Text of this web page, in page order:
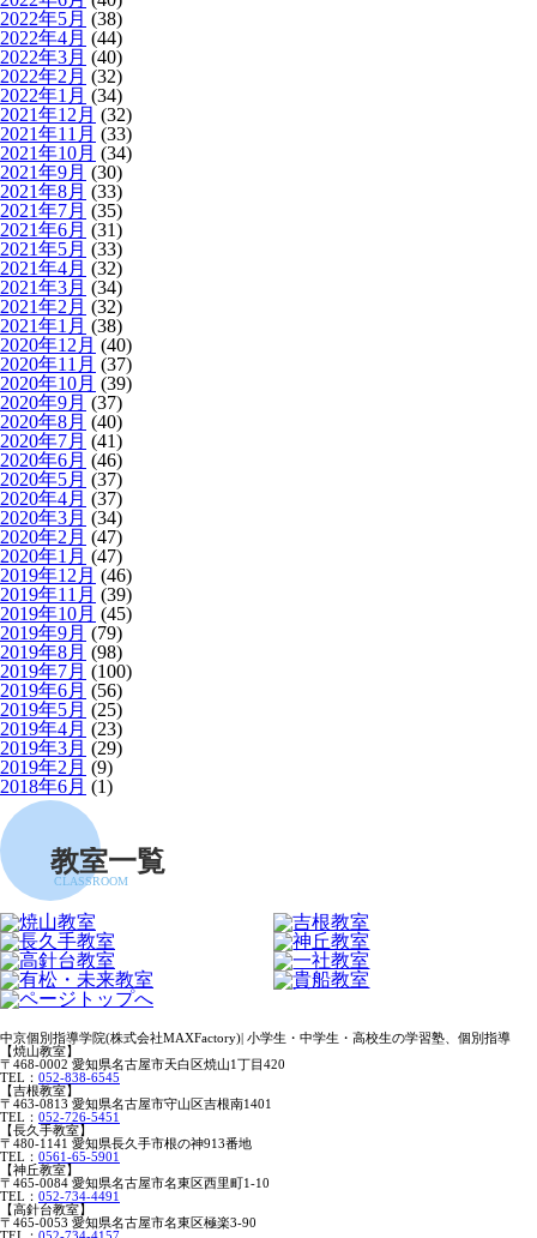
2022年5月 (38)
2022年4月 (44)
2022年3月 (40)
2022年2月 (32)
2022年1月 (34)
2021年12月 (32)
2021年11月 (33)
2021年10月 (34)
2021年9月 (30)
2021年8月 (33)
2021年7月 (35)
2021年6月 (31)
2021年5月 (33)
2021年4月 (32)
2021年3月 (34)
2021年2月 (32)
2021年1月 (38)
2020年12月 (40)
2020年11月 (37)
2020年10月 (39)
2020年9月 (37)
2020年8月 (40)
2020年7月 (41)
2020年6月 (46)
2020年5月 (37)
2020年4月 (37)
2020年3月 (34)
2020年2月 (47)
2020年1月 (47)
2019年12月 (46)
2019年11月 (39)
2019年10月 (45)
2019年9月 (79)
2019年8月 (98)
2019年7月 (100)
2019年6月 (56)
2019年5月 (25)
2019年4月 (23)
2019年3月 (29)
2019年2月 (9)
2018年6月 (1)
教室一覧
CLASSROOM
中京個別指導学院(株式会社MAXFactory)| 小学生・中学生・高校生の学習塾、個別指導
【焼山教室】
〒468-0002 愛知県名古屋市天白区焼山1丁目420
TEL： 052-838-6545
【吉根教室】
〒463-0813 愛知県名古屋市守山区吉根南1401
TEL： 052-726-5451
【長久手教室】
〒480-1141 愛知県長久手市根の神913番地
TEL： 0561-65-5901
【神丘教室】
〒465-0084 愛知県名古屋市名東区西里町1-10
TEL： 052-734-4491
【高針台教室】
〒465-0053 愛知県名古屋市名東区極楽3-90